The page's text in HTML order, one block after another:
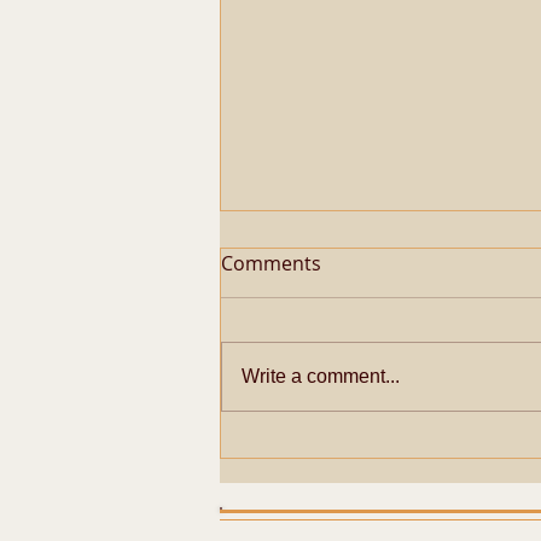
Pazhayarai Vadathali
Dharmapureeswarar
Comments
Write a comment...